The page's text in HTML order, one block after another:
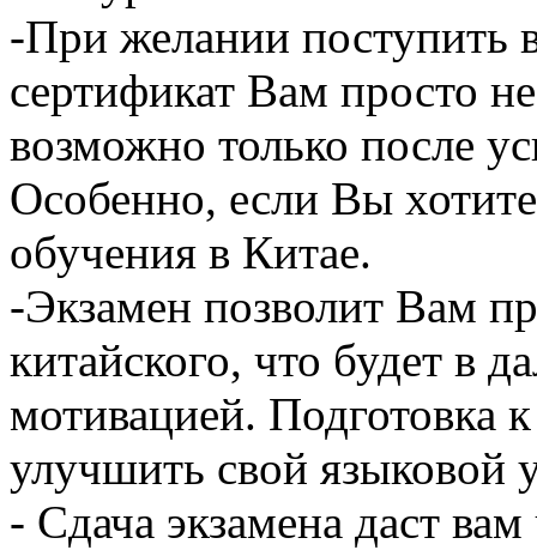
-При желании поступить
сертификат Вам просто
возможно только после
Особенно, если Вы
обучения в Китае.
-Экзамен позволит Вам
китайского, что будет в
мотивацией. Подготовка
улучшить свой языковой
- Сдача экзамена даст